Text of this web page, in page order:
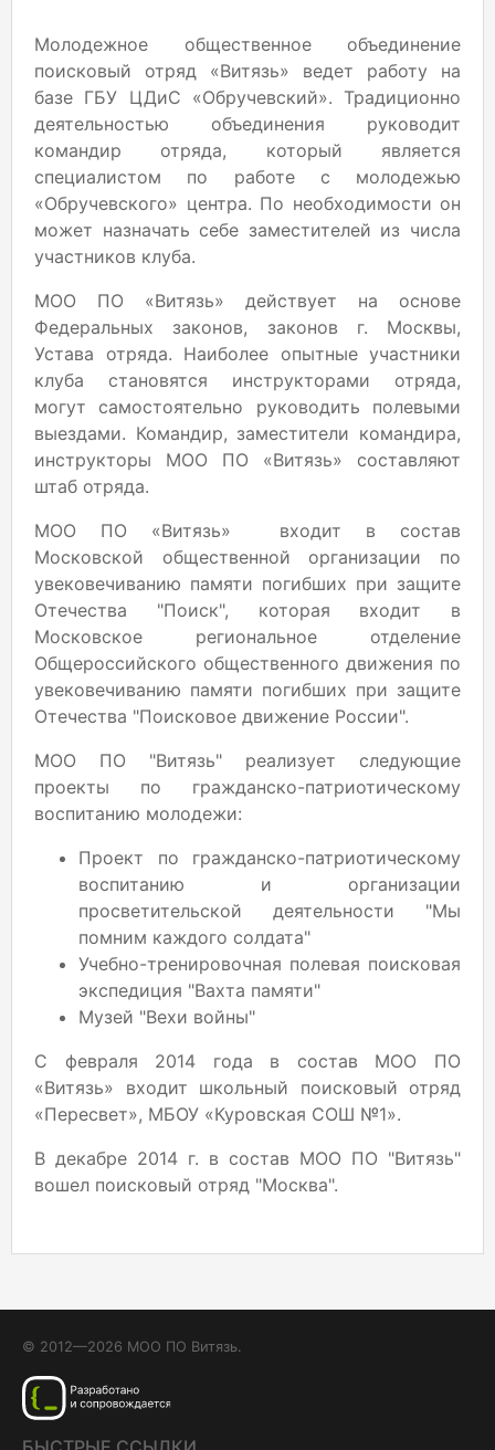
Молодежное общественное объединение
поисковый отряд «Витязь» ведет работу на
базе ГБУ ЦДиС «Обручевский». Традиционно
деятельностью объединения руководит
командир отряда, который является
специалистом по работе с молодежью
«Обручевского» центра. По необходимости он
может назначать себе заместителей из числа
участников клуба.
МОО ПО «Витязь» действует на основе
Федеральных законов, законов г. Москвы,
Устава отряда. Наиболее опытные участники
клуба становятся инструкторами отряда,
могут самостоятельно руководить полевыми
выездами. Командир, заместители командира,
инструкторы МОО ПО «Витязь» составляют
штаб отряда.
МОО ПО «Витязь» входит в состав
Московской общественной организации по
увековечиванию памяти погибших при защите
Отечества "Поиск", которая входит в
Московское региональное отделение
Общероссийского общественного движения по
увековечиванию памяти погибших при защите
Отечества "Поисковое движение России".
МОО ПО "Витязь" реализует следующие
проекты по гражданско-патриотическому
воспитанию молодежи:
Проект по гражданско-патриотическому
воспитанию и организации
просветительской деятельности "Мы
помним каждого солдата"
Учебно-тренировочная полевая поисковая
экспедиция "Вахта памяти"
Музей "Вехи войны"
С февраля 2014 года в состав МОО ПО
«Витязь» входит школьный поисковый отряд
«Пересвет», МБОУ «Куровская СОШ №1».
В декабре 2014 г. в состав МОО ПО "Витязь"
вошел поисковый отряд "Москва".
© 2012—2026 МОО ПО Витязь.